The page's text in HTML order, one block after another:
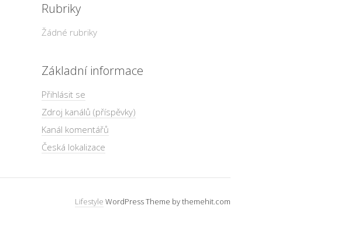
Rubriky
Žádné rubriky
Základní informace
Přihlásit se
Zdroj kanálů (příspěvky)
Kanál komentářů
Česká lokalizace
Lifestyle WordPress Theme by themehit.com